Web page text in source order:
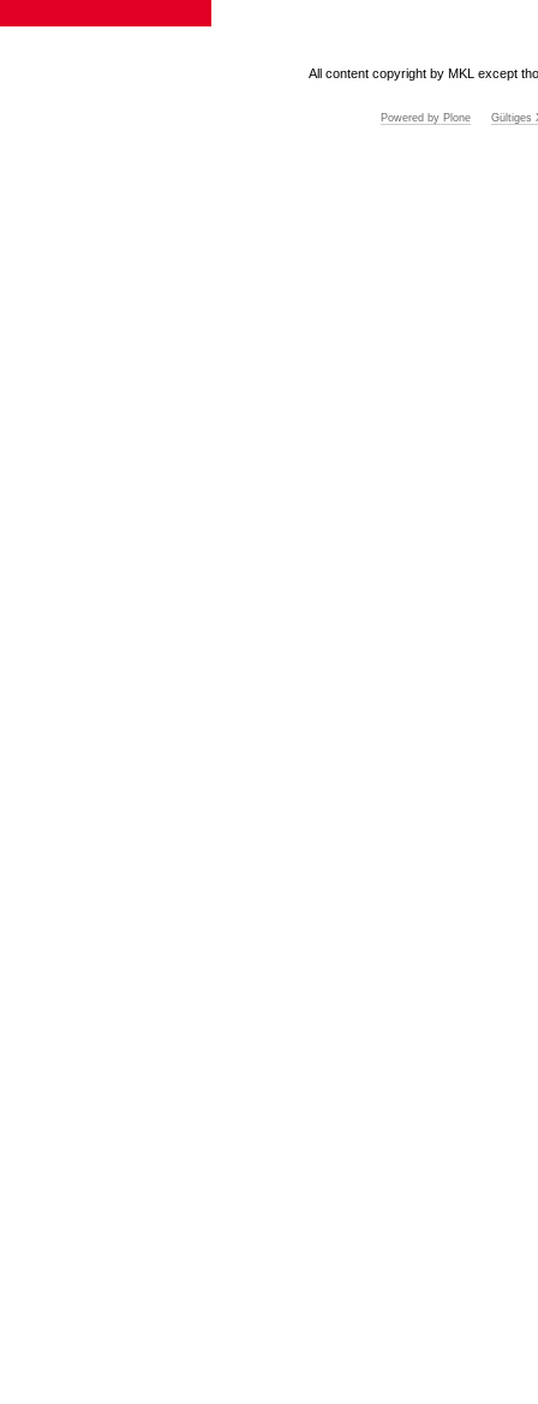
All content copyright by MKL except
Powered by Plone Gültiges